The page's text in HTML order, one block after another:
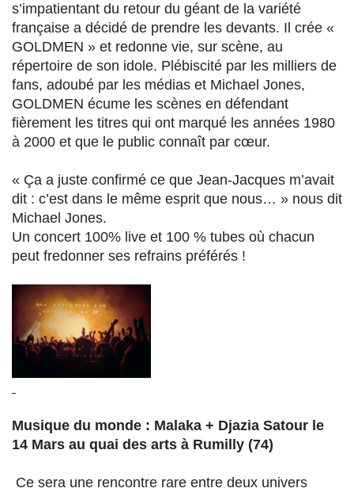
s’impatientant du retour du géant de la variété
française a décidé de prendre les devants. Il crée «
GOLDMEN » et redonne vie, sur scène, au
répertoire de son idole. Plébiscité par les milliers de
fans, adoubé par les médias et Michael Jones,
GOLDMEN écume les scènes en défendant
fièrement les titres qui ont marqué les années 1980
à 2000 et que le public connaît par cœur.
« Ça a juste confirmé ce que Jean-Jacques m’avait
dit : c’est dans le même esprit que nous… » nous dit
Michael Jones.
Un concert 100% live et 100 % tubes où chacun
peut fredonner ses refrains préférés !
Musique du monde : Malaka + Djazia Satour le
14 Mars au quai des arts à Rumilly (74)
Ce sera une rencontre rare entre deux univers